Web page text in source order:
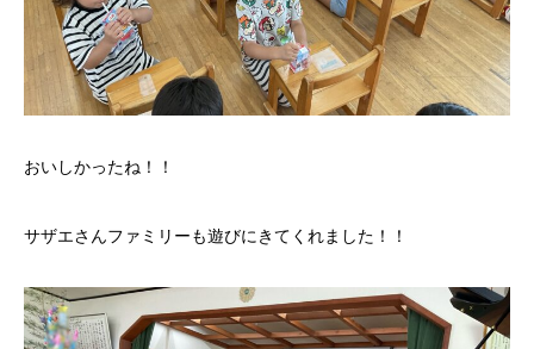
おいしかったね！！
サザエさんファミリーも遊びにきてくれました！！